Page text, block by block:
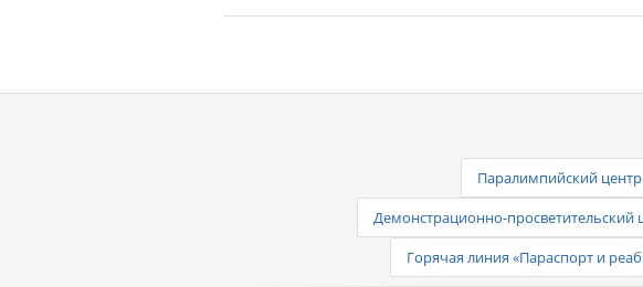
Паралимпийский
Демонстрационно-просветительский
Горячая линия «Параспорт и